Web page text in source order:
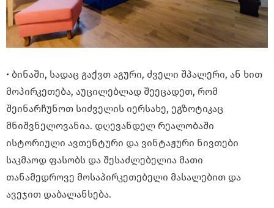
• ბინაში, სადაც გაქვთ აგური, ძველი შპალერი, ან ხით
მოპირკეთება, აუცილებლად შეეცადეთ, რომ
შეინარჩუნოთ სიძველის იერსახე, ეგზოტიკაც
მნიშვნელოვანია. დღევანდელ რეალობაში
ისტორიული ავთენტური და ვინტაჟური ნივთები
საკმაოდ ფასობს და შესაძლებელია მათი
თანამედროვე მოსაპირკეთებელი მასალებით და
ავეჯით დაბალანსება.